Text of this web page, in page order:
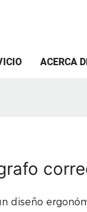
ACERCA
diseño